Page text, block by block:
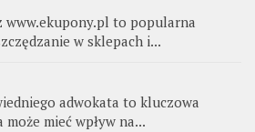
www.ekupony.pl to popularna
w sklepach i...
adwokata to kluczowa
mieć wpływ na...